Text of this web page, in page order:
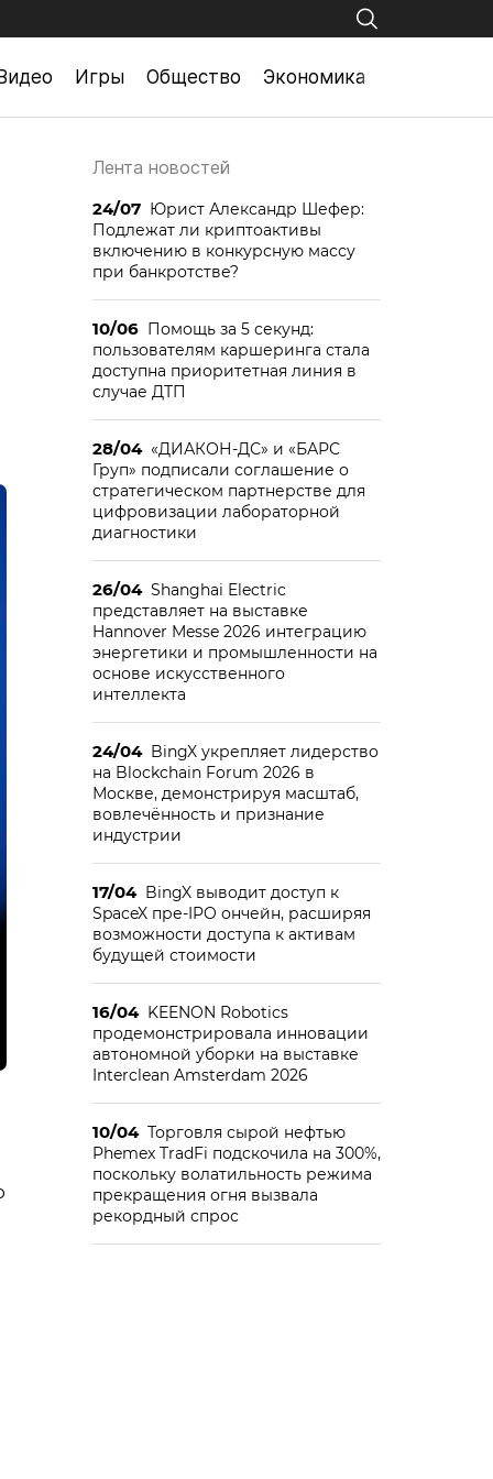
Игры Общество Экономика
Лента новостей
24/07 Юрист Александр Шефер:
Подлежат ли криптоактивы
включению в конкурсную массу
при банкротстве?
10/06 Помощь за 5 секунд:
пользователям каршеринга стала
доступна приоритетная линия в
случае ДТП
28/04 «ДИАКОН-ДС» и «БАРС
Груп» подписали соглашение о
стратегическом партнерстве для
цифровизации лабораторной
диагностики
26/04 Shanghai Electric
представляет на выставке
Hannover Messe 2026 интеграцию
энергетики и промышленности на
основе искусственного
интеллекта
24/04 BingX укрепляет лидерство
на Blockchain Forum 2026 в
Москве, демонстрируя масштаб,
вовлечённость и признание
индустрии
17/04 BingX выводит доступ к
SpaceX пре-IPO ончейн, расширяя
возможности доступа к активам
будущей стоимости
16/04 KEENON Robotics
продемонстрировала инновации
автономной уборки на выставке
Interclean Amsterdam 2026
10/04 Торговля сырой нефтью
Phemex TradFi подскочила на 300%,
поскольку волатильность режима
прекращения огня вызвала
рекордный спрос